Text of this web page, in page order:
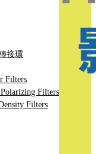
接環
Filters
Filters
Filters